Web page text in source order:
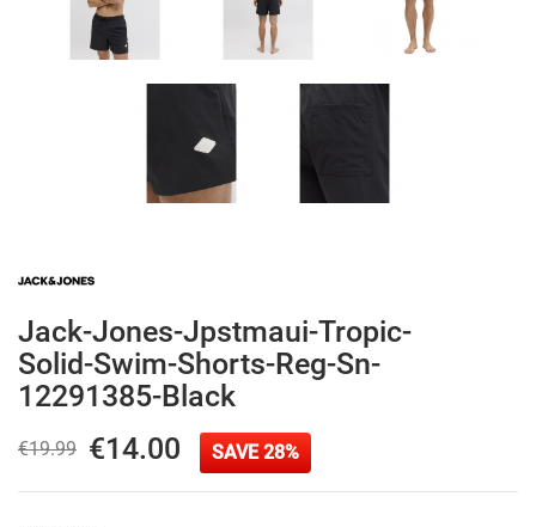
Jack-Jones-Jpstmaui-Tropic-
Solid-Swim-Shorts-Reg-Sn-
12291385-Black
€19.99 €14.00 SAVE 28%